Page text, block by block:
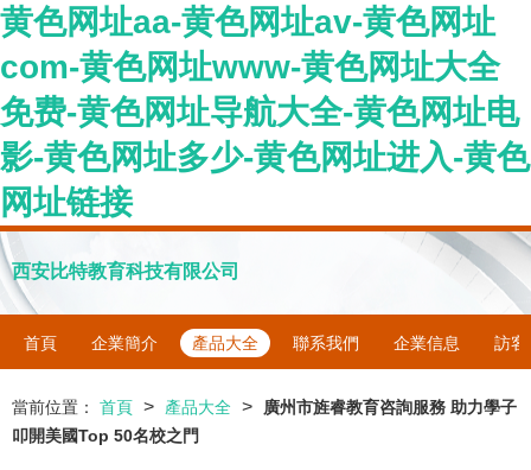
黄色网址aa-黄色网址av-黄色网址
com-黄色网址www-黄色网址大全
免费-黄色网址导航大全-黄色网址电
影-黄色网址多少-黄色网址进入-黄色
网址链接
西安比特教育科技有限公司
首頁 企業簡介 產品大全 聯系我們 企業信息 訪客
當前位置： 首頁 > 產品大全 >
廣州市旌睿教育咨詢服務 助力學子
叩開美國Top 50名校之門